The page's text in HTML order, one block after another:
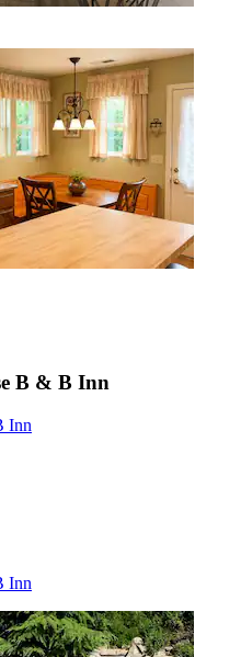
B & B Inn
Inn
Inn